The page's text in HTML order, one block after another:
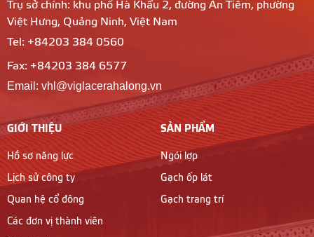
Trụ sở chính: khu phố Hà Khẩu 2, đường An Tiêm, phường
Việt Hưng, Quảng Ninh, Việt Nam
Tel: +84203 384 0560
Fax: +84203 384 6577
Email: vhl@viglacerahalong.vn
GIỚI THIỆU
Hồ sơ năng lực
Lịch sử công ty
Quan hệ cổ đông
Các đơn vị thành viên
SẢN PHẨM
Ngói lợp
Gạch ốp lát
Gạch trang trí